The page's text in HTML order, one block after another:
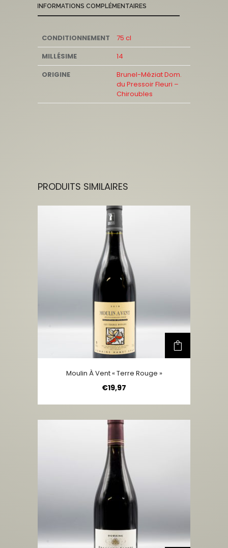
INFORMATIONS COMPLÉMENTAIRES
CONDITIONNEMENT
75 cl
MILLÉSIME
14
ORIGINE
Brunel-Méziat Dom.
du Pressoir Fleuri –
Chiroubles
PRODUITS SIMILAIRES
Moulin À Vent « Terre Rouge »
€19,97